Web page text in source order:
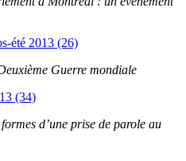
été 2013 (26)
Guerre mondiale
(34)
d’une prise de parole au